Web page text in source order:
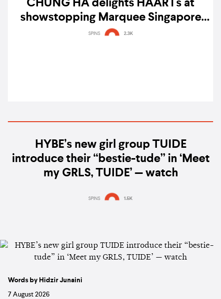
CHUNG HA delights HAARTs at
showstopping Marquee Singapore
debut — gig report
SPINS 2.3K
HYBE’s new girl group TUIDE
introduce their “bestie-tude” in ‘Meet
my GRLS, TUIDE’ — watch
SPINS 1.5K
Words by Hidzir Junaini
7 August 2026